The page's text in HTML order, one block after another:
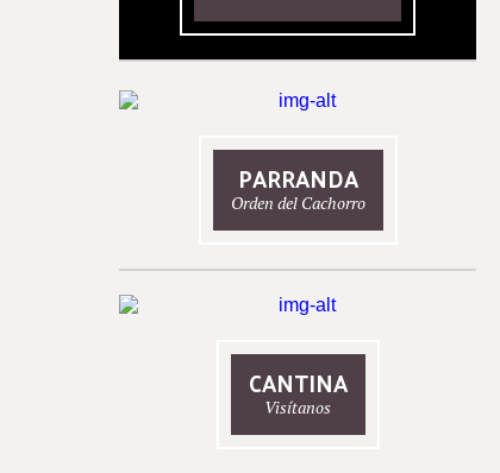
PARRANDA
Orden del Cachorro
CANTINA
Visítanos